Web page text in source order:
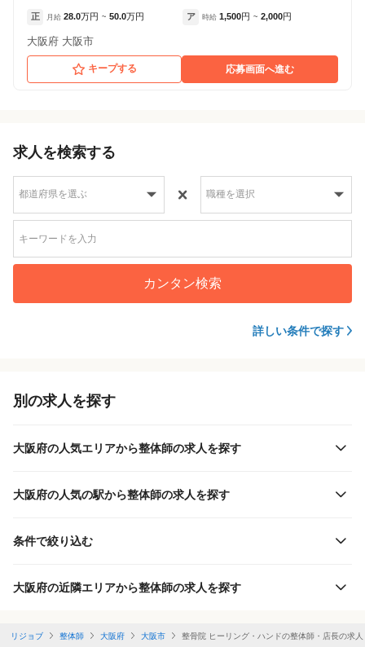
正 月給 28.0万円 ~ 50.0万円 ア 時給 1,500円 ~ 2,000円
大阪府 大阪市
キープする 応募画面へ進む
求人を検索する
カンタン検索
詳しい条件で探す
別の求人を探す
大阪府の人気エリアから整体師の求人を探す
大阪府の人気の駅から整体師の求人を探す
条件で絞り込む
大阪府の近隣エリアから整体師の求人を探す
リジョブ 整体師 大阪府 大阪市 整骨院 ヒーリング・ハンドの整体師・店長の求人